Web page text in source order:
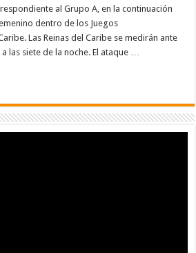
al Grupo A, en la continuación
dentro de los Juegos
Las Reinas del Caribe se medirán ante
las siete de la noche. El ataque …